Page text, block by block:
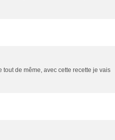
de même, avec cette recette je vais